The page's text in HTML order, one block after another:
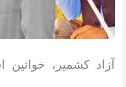
آزاد کشمیر، خواتین